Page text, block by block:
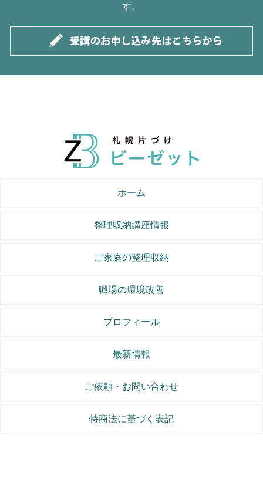
す。
ホーム
整理収納講座情報
ご家庭の整理収納
職場の環境改善
プロフィール
最新情報
ご依頼・お問い合わせ
特商法に基づく表記